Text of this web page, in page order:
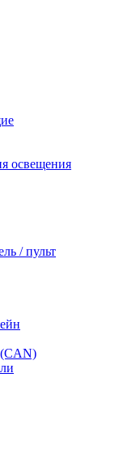
освещения
/ пульт
(CAN)